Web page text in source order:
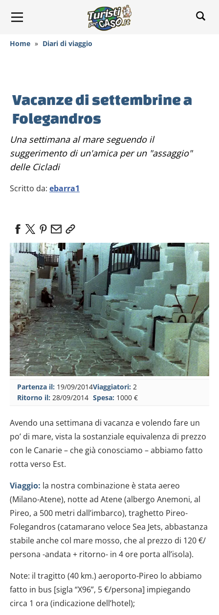
Home » Diari di viaggio
Vacanze di settembrine a
Folegandros
Una settimana al mare seguendo il
suggerimento di un'amica per un "assaggio"
delle Cicladi
Scritto da: ebarra1
Partenza il: 19/09/2014
Ritorno il: 28/09/2014
Viaggiatori: 2
Spesa: 1000 €
Avendo una settimana di vacanza e volendo fare un
po’ di mare, vista la sostanziale equivalenza di prezzo
con le Canarie – che già conosciamo – abbiamo fatto
rotta verso Est.
Viaggio: la nostra combinazione è stata aereo
(Milano-Atene), notte ad Atene (albergo Anemoni, al
Pireo, a 500 metri dall’imbarco), traghetto Pireo-
Folegandros (catamarano veloce Sea Jets, abbastanza
stabile anche col mare mosso, che al prezzo di 120 €/
persona -andata + ritorno- in 4 ore porta all’isola).
Note: il tragitto (40 km.) aeroporto-Pireo lo abbiamo
fatto in bus [sigla “X96”, 5 €/persona] impiegando
circa 1 ora (indicazione dell’hotel);